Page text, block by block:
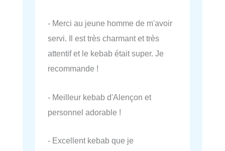
- Merci au jeune homme de m'avoir
servi. Il est très charmant et très
attentif et le kebab était super. Je
recommande !
- Meilleur kebab d'Alençon et
personnel adorable !
- Excellent kebab que je